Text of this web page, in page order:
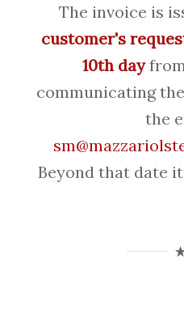
The invoice is
customer's
10th day
communicating
the
Beyond that date